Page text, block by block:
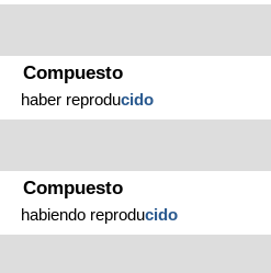
Compuesto
haber reproducido
Compuesto
habiendo reproducido